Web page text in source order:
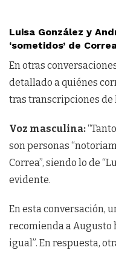
Luisa González y
‘sometidos’ de
En otras
detallado a quiénes
tras transcripciones de
Voz masculina:“Tanto
son personas
Correa”, siendo lo de
evidente.
En esta conversación,
recomienda a Augusto
igual”. En respuesta,